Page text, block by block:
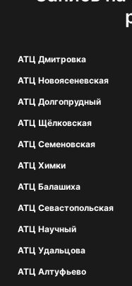
АТЦ Дмитровка
АТЦ Новоясеневская
АТЦ Долгопрудный
АТЦ Щёлковская
АТЦ Семеновская
АТЦ Химки
АТЦ Балашиха
АТЦ Севастопольская
АТЦ Научный
АТЦ Удальцова
АТЦ Алтуфьево